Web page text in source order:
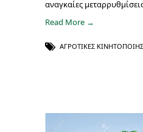
αναγκαίες
Read More →
ΑΓΡΟΤΙΚΈΣ